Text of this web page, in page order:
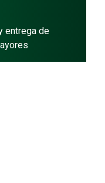
entrega de